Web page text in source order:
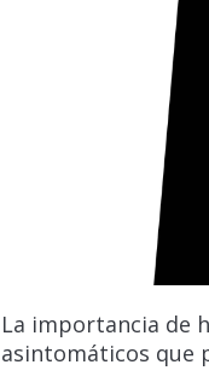
La importancia de
asintomáticos que